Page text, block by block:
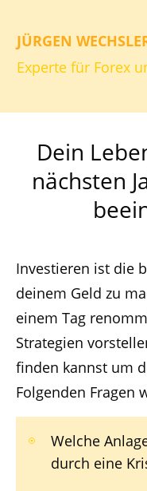
JÜRGEN
Experte für Forex
Dein
nächsten
Investieren ist die
deinem Geld zu
einem Tag
Strategien
finden kannst um
Folgenden Fragen
Welche
durch eine